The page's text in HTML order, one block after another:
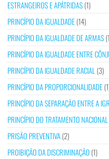
ESTRANGEIROS E APÁTRIDAS(1)
PRINCÍPIO DA IGUALDADE(14)
PRINCÍPIO DA IGUALDADE DE ARMAS
PRINCÍPIO DA IGUALDADE ENTRE
PRINCÍPIO DA IGUALDADE RACIAL (3)
PRINCÍPIO DA PROPORCIONALIDADE
PRINCÍPIO DA SEPARAÇÃO ENTRE A
PRINCÍPIO DO TRATAMENTO NACIONAL
PRISÃO PREVENTIVA(2)
PROIBIÇÃO DA DISCRIMINAÇÃO (1)